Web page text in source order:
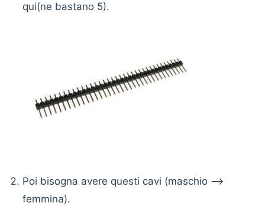
qui(ne bastano 5).
Poi bisogna avere questi cavi (maschio —>
femmina).